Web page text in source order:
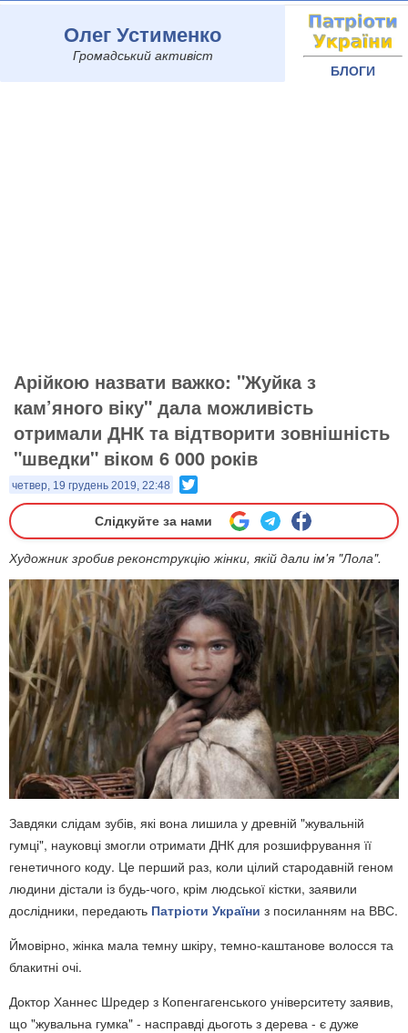
Олег Устименко
Громадський активіст
БЛОГИ
Арійкою назвати важко: "Жуйка з
кам’яного віку" дала можливість
отримали ДНК та відтворити зовнішність
"шведки" віком 6 000 років
четвер, 19 грудень 2019, 22:48
Слідкуйте за нами
Художник зробив реконструкцію жінки, якій дали ім'я "Лола".
Завдяки слідам зубів, які вона лишила у древній "жувальній
гумці", науковці змогли отримати ДНК для розшифрування її
генетичного коду. Це перший раз, коли цілий стародавній геном
людини дістали із будь-чого, крім людської кістки, заявили
дослідники, передають Патріоти України з посиланням на ВВС.
Ймовірно, жінка мала темну шкіру, темно-каштанове волосся та
блакитні очі.
Доктор Ханнес Шредер з Копенгагенського університету заявив,
що "жувальна гумка" - насправді дьоготь з дерева - є дуже